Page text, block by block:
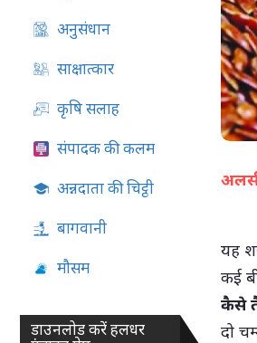
अनुसंधान
साक्षात्कार
कृषि सलाह
संपादक की कलम
अन्नदाता की चिट्ठी
बागवानी
मौसम
डाउनलोड करें हलधर
यह
कई
कैसे
दो